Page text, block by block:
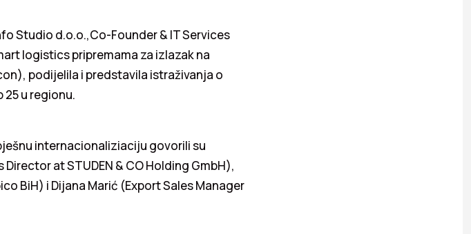
Studio d.o.o.,Co-Founder & IT Services
logistics pripremama za izlazak na
podijelila i predstavila istraživanja o
u regionu.
internacionaliziaciju govorili su
at STUDEN & CO Holding GmbH),
BiH) i Dijana Marić (Export Sales Manager